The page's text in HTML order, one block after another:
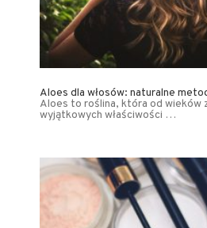
Aloes dla włosów: naturalne
Aloes to roślina, która od wieków
wyjątkowych właściwości …